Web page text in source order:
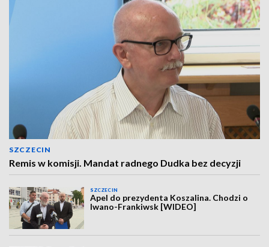
SZCZECIN
Remis w komisji. Mandat radnego Dudka bez decyzji
SZCZECIN
Apel do prezydenta Koszalina. Chodzi o
Iwano-Frankiwsk [WIDEO]